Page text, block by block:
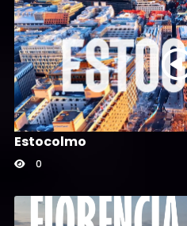
Estocolmo
0